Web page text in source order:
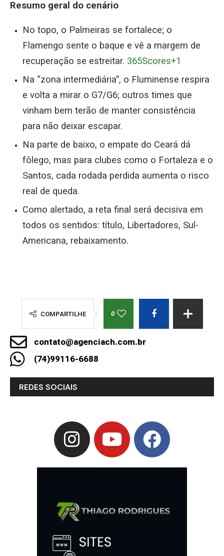
Resumo geral do cenário
No topo, o Palmeiras se fortalece; o
Flamengo sente o baque e vê a margem de
recuperação se estreitar. 365Scores+1
Na “zona intermediária”, o Fluminense respira
e volta a mirar o G7/G6; outros times que
vinham bem terão de manter consistência
para não deixar escapar.
Na parte de baixo, o empate do Ceará dá
fôlego, mas para clubes como o Fortaleza e o
Santos, cada rodada perdida aumenta o risco
real de queda.
Como alertado, a reta final será decisiva em
todos os sentidos: título, Libertadores, Sul-
Americana, rebaixamento.
COMPARTILHE 0
contato@agenciach.com.br
(74)99116-6688
REDES SOCIAIS